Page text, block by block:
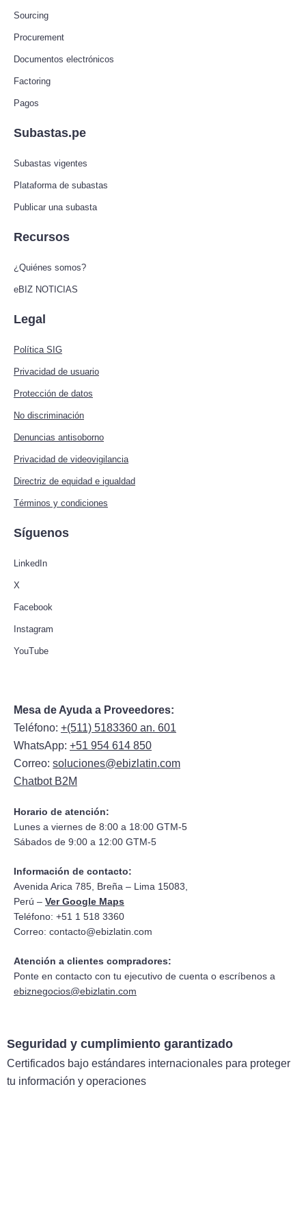
Sourcing
Procurement
Documentos electrónicos
Factoring
Pagos
Subastas.pe
Subastas vigentes
Plataforma de subastas
Publicar una subasta
Recursos
¿Quiénes somos?
eBIZ NOTICIAS
Legal
Política SIG
Privacidad de usuario
Protección de datos
No discriminación
Denuncias antisoborno
Privacidad de videovigilancia
Directriz de equidad e igualdad
Términos y condiciones
Síguenos
LinkedIn
X
Facebook
Instagram
YouTube
Mesa de Ayuda a Proveedores:
Teléfono: +(511) 5183360 an. 601
WhatsApp: +51 954 614 850
Correo: soluciones@ebizlatin.com
Chatbot B2M
Horario de atención:
Lunes a viernes de 8:00 a 18:00 GTM-5
Sábados de 9:00 a 12:00 GTM-5
Información de contacto:
Avenida Arica 785, Breña – Lima 15083,
Perú – Ver Google Maps
Teléfono: +51 1 518 3360
Correo: contacto@ebizlatin.com
Atención a clientes compradores:
Ponte en contacto con tu ejecutivo de cuenta o escríbenos a
ebiznegocios@ebizlatin.com
Seguridad y cumplimiento garantizado
Certificados bajo estándares internacionales para proteger
tu información y operaciones